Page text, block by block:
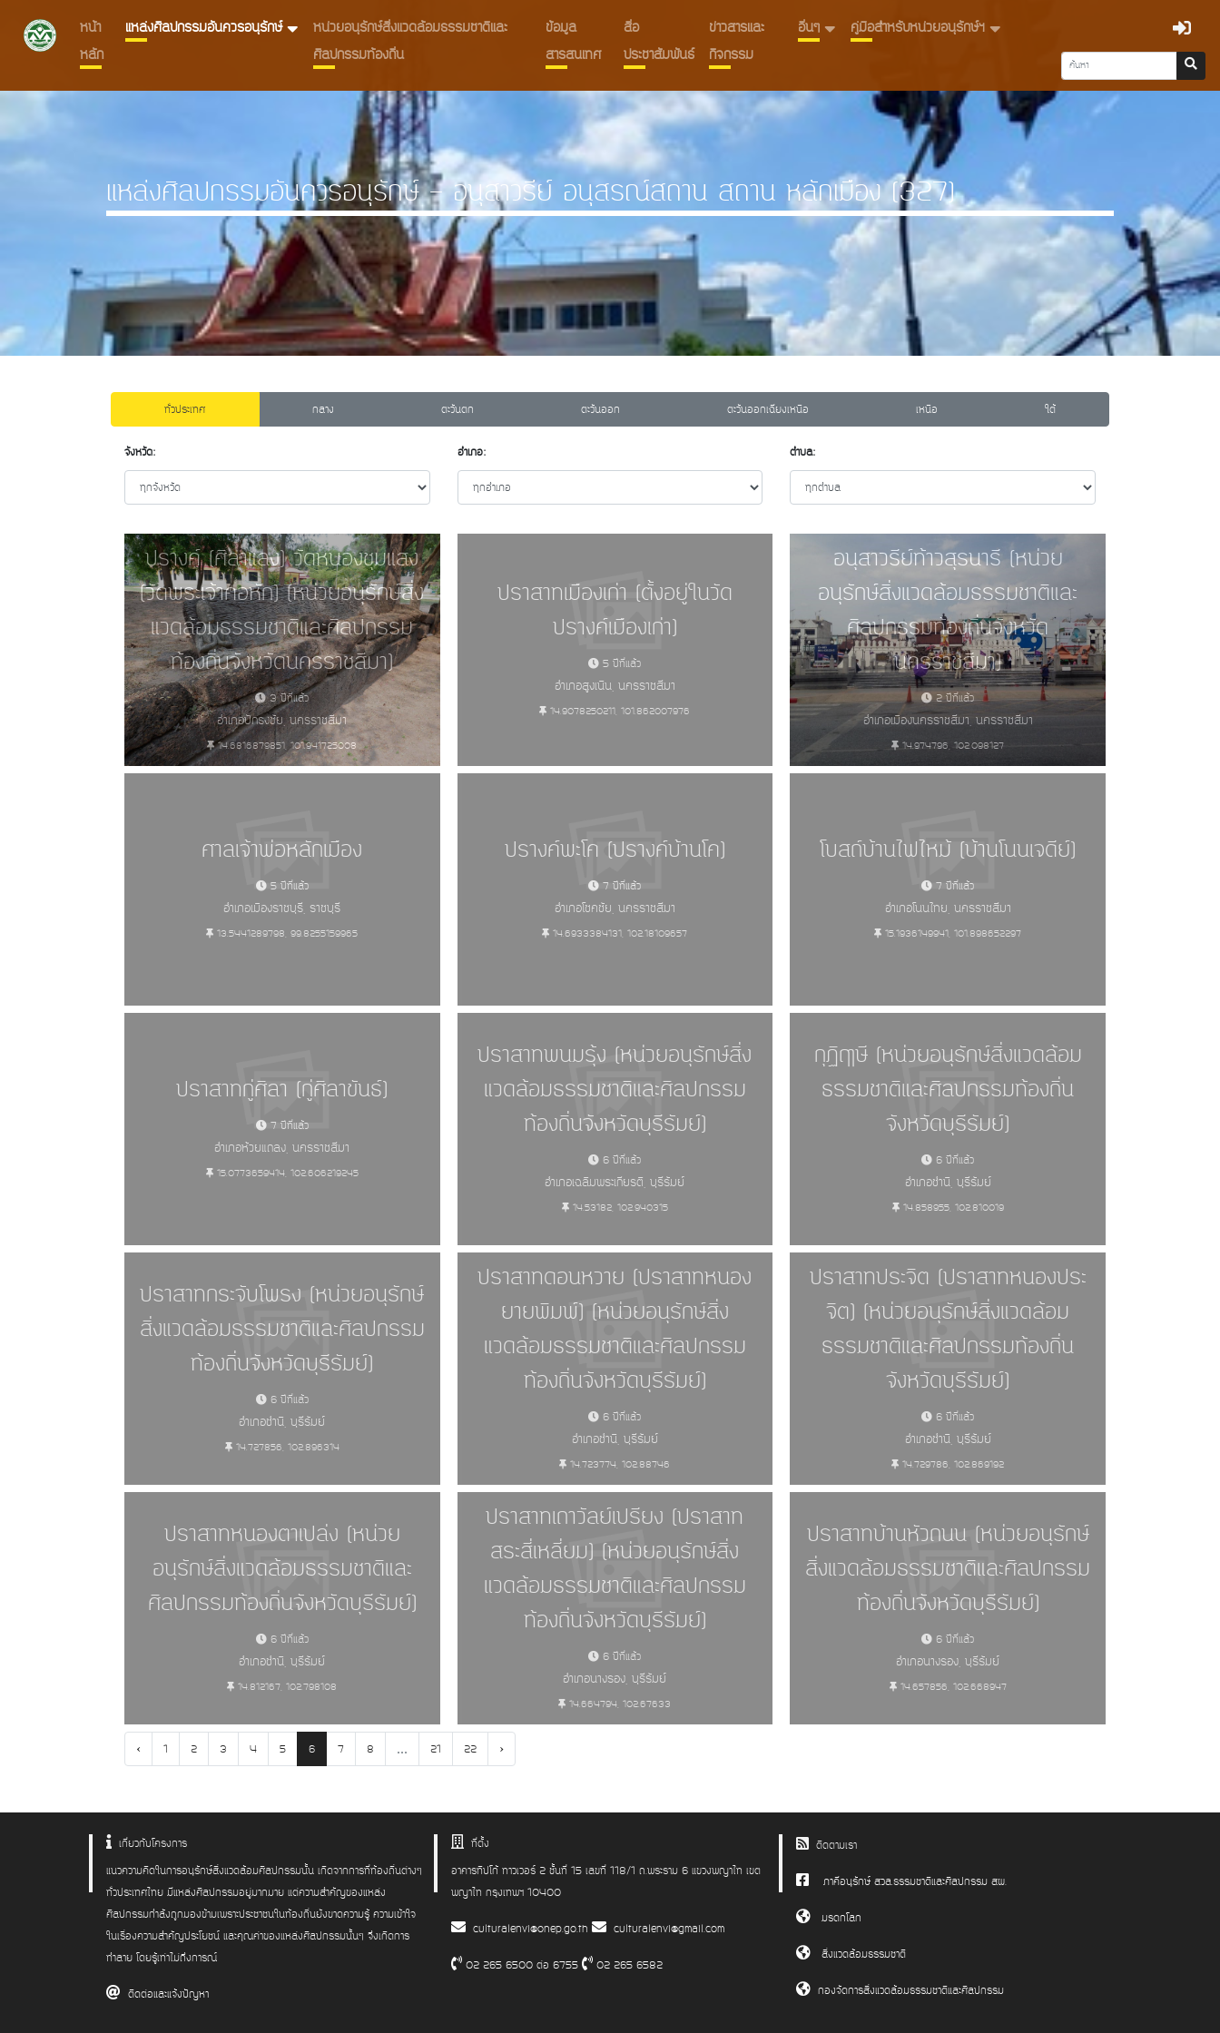
หน้า
หลัก
แหล่งศิลปกรรมอันควรอนุรักษ์
หน่วยอนุรักษ์สิ่งแวดล้อมธรรมชาติและ
ศิลปกรรมท้องถิ่น
ข้อมูล
สารสนเทศ
สื่อ
ประชาสัมพันธ์
ข่าวสารและ
กิจกรรม
อื่นๆ คู่มือสำหรับหน่วยอนุรักษ์ฯ
แหล่งศิลปกรรมอันควรอนุรักษ์ - อนุสาวรีย์ อนุสรณ์สถาน สถาน หลักเมือง (327)
แหล่งศิลปกรรมอันควรอนุรักษ์ - อนุสาวรีย์ อนุสรณ์สถาน สถาน หลักเมือง (327)
แหล่งศิลปกรรมอันควรอนุรักษ์ - อนุสาวรีย์ อนุสรณ์สถาน สถาน หลักเมือง (327)
แหล่งศิลปกรรมอันควรอนุรักษ์ - อนุสาวรีย์ อนุสรณ์สถาน สถาน หลักเมือง (327)
ทั่วประเทศ กลาง ตะวันตก ตะวันออก ตะวันออกเฉียงเหนือ เหนือ ใต้
จังหวัด: อำเภอ: ตำบล:
ปรางค์ (ศิลาแลง) วัดหนองชุมแสง
(วัดพระเจ้าคอหัก) (หน่วยอนุรักษ์สิ่ง
แวดล้อมธรรมชาติและศิลปกรรม
ท้องถิ่นจังหวัดนครราชสีมา)
3 ปีที่แล้ว
อำเภอปักธงชัย, นครราชสีมา
14.6816879851, 101.941725008
ปราสาทเมืองเก่า (ตั้งอยู่ในวัด
ปรางค์เมืองเก่า)
5 ปีที่แล้ว
อำเภอสูงเนิน, นครราชสีมา
14.9078250211, 101.862007976
อนุสาวรีย์ท้าวสุรนารี (หน่วย
อนุรักษ์สิ่งแวดล้อมธรรมชาติและ
ศิลปกรรมท้องถิ่นจังหวัด
นครราชสีมา)
2 ปีที่แล้ว
อำเภอเมืองนครราชสีมา, นครราชสีมา
14.974796, 102.098127
ศาลเจ้าพ่อหลักเมือง
5 ปีที่แล้ว
อำเภอเมืองราชบุรี, ราชบุรี
13.5441289798, 99.8255159965
ปรางค์พะโค (ปรางค์บ้านโค)
7 ปีที่แล้ว
อำเภอโชคชัย, นครราชสีมา
14.6933384131, 102.18109657
โบสถ์บ้านไฟไหม้ (บ้านโนนเจดีย์)
7 ปีที่แล้ว
อำเภอโนนไทย, นครราชสีมา
15.1936149941, 101.898652297
ปราสาทกู่ศิลา (กู่ศิลาขันธ์)
7 ปีที่แล้ว
อำเภอห้วยแถลง, นครราชสีมา
15.0773659414, 102.606219245
ปราสาทพนมรุ้ง (หน่วยอนุรักษ์สิ่ง
แวดล้อมธรรมชาติและศิลปกรรม
ท้องถิ่นจังหวัดบุรีรัมย์)
6 ปีที่แล้ว
อำเภอเฉลิมพระเกียรติ, บุรีรัมย์
14.53182, 102.940315
กุฏิฤาษี (หน่วยอนุรักษ์สิ่งแวดล้อม
ธรรมชาติและศิลปกรรมท้องถิ่น
จังหวัดบุรีรัมย์)
6 ปีที่แล้ว
อำเภอชำนิ, บุรีรัมย์
14.858955, 102.810019
ปราสาทกระจับโพรง (หน่วยอนุรักษ์
สิ่งแวดล้อมธรรมชาติและศิลปกรรม
ท้องถิ่นจังหวัดบุรีรัมย์)
6 ปีที่แล้ว
อำเภอชำนิ, บุรีรัมย์
14.727856, 102.896314
ปราสาทดอนหวาย (ปราสาทหนอง
ยายพิมพ์) (หน่วยอนุรักษ์สิ่ง
แวดล้อมธรรมชาติและศิลปกรรม
ท้องถิ่นจังหวัดบุรีรัมย์)
6 ปีที่แล้ว
อำเภอชำนิ, บุรีรัมย์
14.723774, 102.88746
ปราสาทประจิต (ปราสาทหนองประ
จิต) (หน่วยอนุรักษ์สิ่งแวดล้อม
ธรรมชาติและศิลปกรรมท้องถิ่น
จังหวัดบุรีรัมย์)
6 ปีที่แล้ว
อำเภอชำนิ, บุรีรัมย์
14.729786, 102.869192
ปราสาทหนองตาเปล่ง (หน่วย
อนุรักษ์สิ่งแวดล้อมธรรมชาติและ
ศิลปกรรมท้องถิ่นจังหวัดบุรีรัมย์)
6 ปีที่แล้ว
อำเภอชำนิ, บุรีรัมย์
14.812167, 102.798108
ปราสาทเถาวัลย์เปรียง (ปราสาท
สระสี่เหลี่ยม) (หน่วยอนุรักษ์สิ่ง
แวดล้อมธรรมชาติและศิลปกรรม
ท้องถิ่นจังหวัดบุรีรัมย์)
6 ปีที่แล้ว
อำเภอนางรอง, บุรีรัมย์
14.664794, 102.67633
ปราสาทบ้านหัวถนน (หน่วยอนุรักษ์
สิ่งแวดล้อมธรรมชาติและศิลปกรรม
ท้องถิ่นจังหวัดบุรีรัมย์)
6 ปีที่แล้ว
อำเภอนางรอง, บุรีรัมย์
14.657856, 102.668947
‹ 1 2 3 4 5 6 7 8 ... 21 22 ›
เกี่ยวกับโครงการ
แนวความคิดในการอนุรักษ์สิ่งแวดล้อมศิลปกรรมนั้น เกิดจากการที่ท้องถิ่นต่างๆ
ทั่วประเทศไทย มีแหล่งศิลปกรรมอยู่มากมาย แต่ความสำคัญของแหล่ง
ศิลปกรรมกำลังถูกมองข้ามเพราะประชาชนในท้องถิ่นยังขาดความรู้ ความเข้าใจ
ในเรื่องความสำคัญประโยชน์ และคุณค่าของแหล่งศิลปกรรมนั้นๆ จึงเกิดการ
ทำลาย โดยรู้เท่าไม่ถึงการณ์
ติดต่อและแจ้งปัญหา
ที่ตั้ง
อาคารทิปโก้ ทาวเวอร์ 2 ชั้นที่ 15 เลขที่ 118/1 ถ.พระราม 6 แขวงพญาไท เขต
พญาไท กรุงเทพฯ 10400
culturalenvi@onep.go.th culturalenvi@gmail.com
02 265 6500 ต่อ 6755 02 265 6582
ติดตามเรา
ภาคีอนุรักษ์ สวล.ธรรมชาติและศิลปกรรม สผ.
มรดกโลก
สิ่งแวดล้อมธรรมชาติ
กองจัดการสิ่งแวดล้อมธรรมชาติและศิลปกรรม